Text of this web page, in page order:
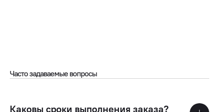
Часто задаваемые вопросы
Каковы сроки выполнения заказа?